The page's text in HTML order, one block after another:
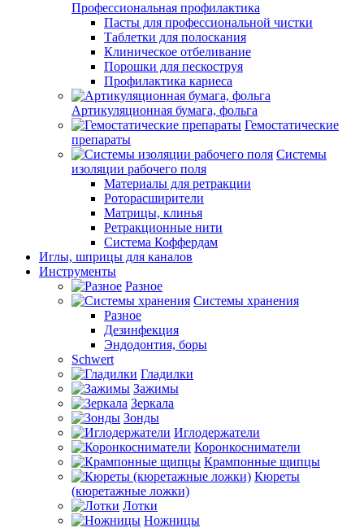
Профессиональная профилактика
Пасты для профессиональной чистки
Таблетки для полоскания
Клиническое отбеливание
Порошки для пескоструя
Профилактика кариеса
Артикуляционная бумага, фольга
Гемостатические
препараты
Системы
изоляции рабочего поля
Материалы для ретракции
Роторасширители
Матрицы, клинья
Ретракционные нити
Система Коффердам
Иглы, шприцы для каналов
Инструменты
Разное
Системы хранения
Разное
Дезинфекция
Эндодонтия, боры
Schwert
Гладилки
Зажимы
Зеркала
Зонды
Иглодержатели
Коронкосниматели
Крампонные щипцы
Кюреты
(кюретажные ложки)
Лотки
Ножницы